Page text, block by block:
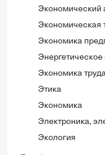
Экономический
Экономическая
Экономика
Экономика
Этика
Экономика
Электроника,
Экология